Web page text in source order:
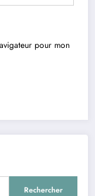
pour mon
Rechercher